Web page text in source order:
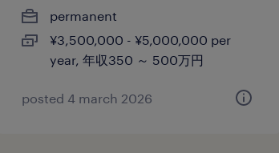
permanent
¥3,500,000 - ¥5,000,000 per
year, 年収350 ～ 500万円
posted 4 march 2026